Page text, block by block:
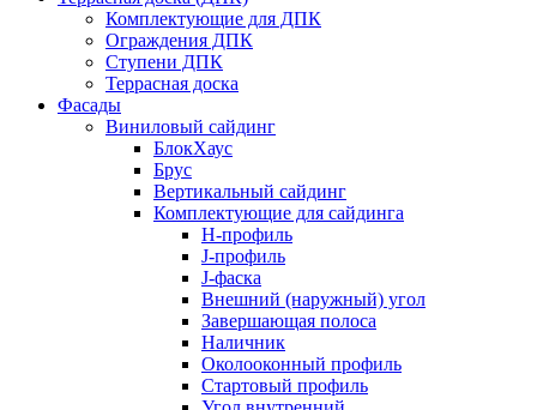
Комплектующие для ДПК
Ограждения ДПК
Ступени ДПК
Террасная доска
Фасады
Виниловый сайдинг
БлокХаус
Брус
Вертикальный сайдинг
Комплектующие для сайдинга
H-профиль
J-профиль
J-фаска
Внешний (наружный) угол
Завершающая полоса
Наличник
Околооконный профиль
Стартовый профиль